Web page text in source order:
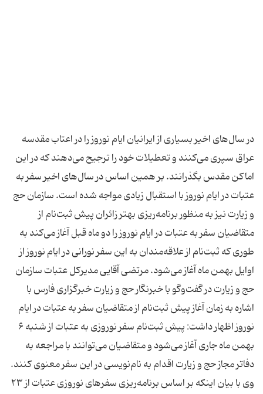
در سال‌های اخیر بسیاری از ایرانیان ایام نوروز را در اعتاب مقدسه
عراق سپری می‌کنند و تعطیلات خود را ترجیح می‌دهند که در این
اماکن مقدس بگذرانند. بر همین اساس در سال‌های اخیر سفر به
عتبات در ایام‌ نوروز با استقبال زیادی مواجه شده است. سازمان حج
و زیارت نیز به منظور برنامه‌ریزی بهتر زائران پیش ثبت‌نام از
متقاضیان سفر به عتبات در ایام نوروز را دو ماه قبل آغاز می‌کند به
طوری که ثبت‌نام از علاقه‌مندان به این سفر نورانی در ایام نوروز از
اوایل بهمن ماه آغاز می‌شود. مرتضی آقایی مدیرکل عتبات سازمان
حج و زیارت در گفت‌وگو با خبرنگار حج و زیارت خبرگزاری فارس با
اشاره به زمان آغاز پیش‌ ثبت‌نام از متقاضیان سفر به عتبات در ایام
نوروز اظهار داشت: پیش ثبت‌نام سفر نوروزی به عتبات از شنبه ۶
بهمن‌ ماه جاری آغاز می‌شود و متقاضیان می‌توانند با مراجعه به
دفاتر مجاز حج و زیارت اقدام به نام‌نویسی در این سفر معنوی کنند.
وی با بیان اینکه بر اساس برنامه‌ریزی سفرهای نوروزی عتبات از ۲۳